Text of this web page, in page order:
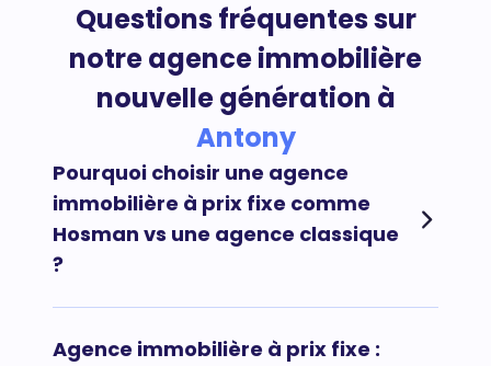
Questions fréquentes sur
notre agence immobilière
nouvelle génération à
Antony
Pourquoi choisir une agence
immobilière à prix fixe comme
Hosman vs une agence classique
?
Afin de maximiser vos chances de vendre votre
Agence immobilière à prix fixe :